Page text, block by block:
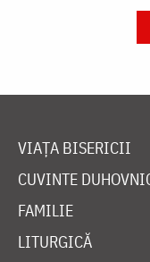
VIAȚA BISERICII
CUVINTE
FAMILIE
LITURGICĂ